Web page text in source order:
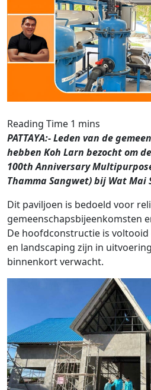
PATTAYA:- Leden van de
hebben Koh Larn bezocht om
100th Anniversary
Thamma Sangwet) bij Wat
Dit paviljoen is bedoeld voor
gemeenschapsbijeenkomsten
De hoofdconstructie is
en landscaping zijn in
binnenkort verwacht.